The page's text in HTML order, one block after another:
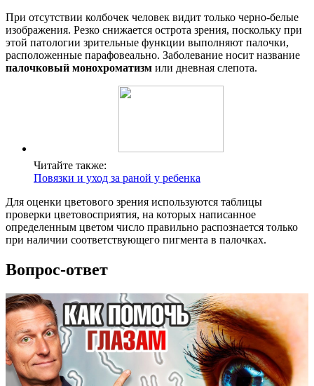
При отсутствии колбочек человек видит только черно-белые
изображения. Резко снижается острота зрения, поскольку при
этой патологии зрительные функции выполняют палочки,
расположенные парафовеально. Заболевание носит название
палочковый монохроматизм или дневная слепота.
Читайте также:
Повязки и уход за раной у ребенка
Для оценки цветового зрения используются таблицы
проверки цветовосприятия, на которых написанное
определенным цветом число правильно распознается только
при наличии соответствующего пигмента в палочках.
Вопрос-ответ